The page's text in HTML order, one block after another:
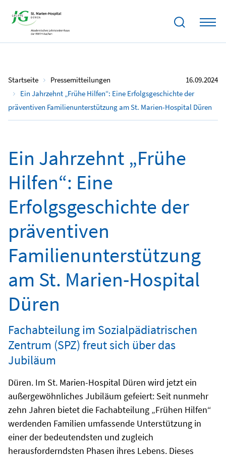
Startseite
Pressemitteilungen
Ein Jahrzehnt „Frühe Hilfen“: Eine Erfolgsgeschichte der
präventiven Familienunterstützung am St. Marien-Hospital Düren
16.09.2024
Ein Jahrzehnt „Frühe
Hilfen“: Eine
Erfolgsgeschichte der
präventiven
Familienunterstützung
am St. Marien-Hospital
Düren
Fachabteilung im Sozialpädiatrischen
Zentrum (SPZ) freut sich über das
Jubiläum
Düren. Im St. Marien-Hospital Düren wird jetzt ein
außergewöhnliches Jubiläum gefeiert: Seit nunmehr
zehn Jahren bietet die Fachabteilung „Frühen Hilfen“
werdenden Familien umfassende Unterstützung in
einer der bedeutendsten und zugleich
herausforderndsten Phasen ihres Lebens. Dieses